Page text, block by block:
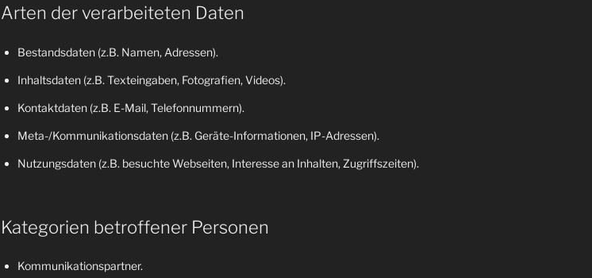
Arten der verarbeiteten Daten
Bestandsdaten (z.B. Namen, Adressen).
Inhaltsdaten (z.B. Texteingaben, Fotografien, Videos).
Kontaktdaten (z.B. E-Mail, Telefonnummern).
Meta-/Kommunikationsdaten (z.B. Geräte-Informationen, IP-Adressen).
Nutzungsdaten (z.B. besuchte Webseiten, Interesse an Inhalten, Zugriffszeiten).
Kategorien betroffener Personen
Kommunikationspartner.